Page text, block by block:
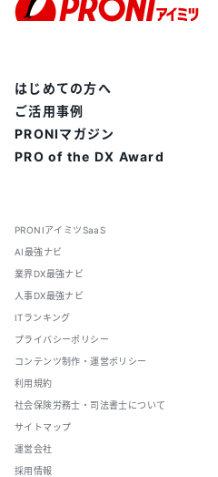
PRONIアイミツSaaS
AI最強ナビ
業界DX最強ナビ
人事DX最強ナビ
ITランキング
プライバシーポリシー
コンテンツ制作・運営ポリシー
利用規約
社会保険労務士・司法書士について
サイトマップ
運営会社
採用情報
はじめての方へ
ご活用事例
PRONIマガジン
PRO of the DX Award